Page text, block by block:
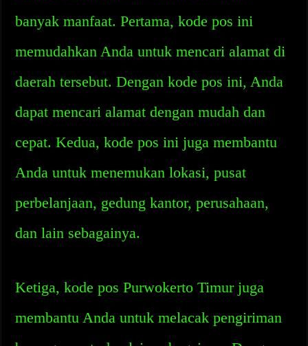
banyak manfaat. Pertama, kode pos ini
memudahkan Anda untuk mencari alamat di
daerah tersebut. Dengan kode pos ini, Anda
dapat mencari alamat dengan mudah dan
cepat. Kedua, kode pos ini juga membantu
Anda untuk menemukan lokasi, pusat
perbelanjaan, gedung kantor, perusahaan,
dan lain sebagainya.
Ketiga, kode pos Purwokerto Timur juga
membantu Anda untuk melacak pengiriman